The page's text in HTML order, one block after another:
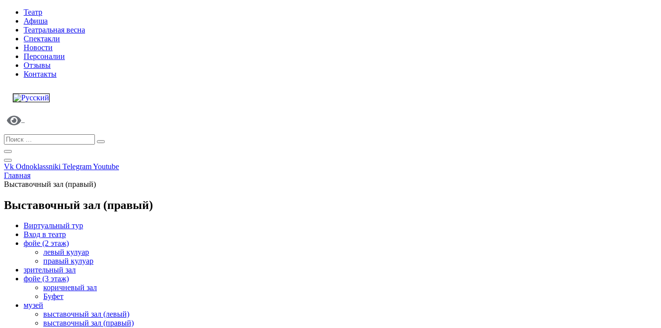
Театр
Афиша
Театральная весна
Спектакли
Новости
Персоналии
Отзывы
Контакты
Vk Odnoklassniki TelegramYoutube
Главная
Выставочный зал (правый)
Выставочный зал (правый)
Виртуальный тур
Вход в театр
фойе (2 этаж)
левый кулуар
правый кулуар
зрительный зал
фойе (3 этаж)
коричневый зал
Буфет
музей
выставочный зал (левый)
выставочный зал (правый)